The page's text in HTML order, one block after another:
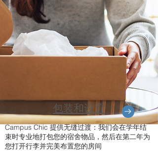
包装和设置
Campus Chic 提供无缝过渡：我们会在学年结
束时专业地打包您的宿舍物品，然后在第二年为
您打开行李并完美布置您的房间